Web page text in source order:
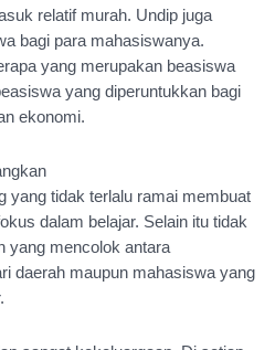
relatif murah. Undip juga
bagi para mahasiswanya.
yang merupakan beasiswa
yang diperuntukkan bagi
ekonomi.
yang tidak terlalu ramai membuat
dalam belajar. Selain itu tidak
yang mencolok antara
daerah maupun mahasiswa yang